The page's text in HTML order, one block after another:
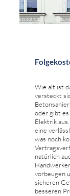
Wie alt ist
versteckt
oder gibt
Elektrik
eine
was noch
natürlich
vorbeugen
sicheren
besseren